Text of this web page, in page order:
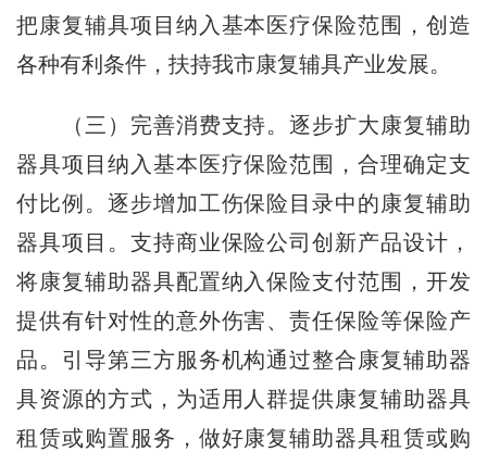
把康复辅具项目纳入基本医疗保险范围，创造
各种有利条件，扶持我市康复辅具产业发展。
（三）完善消费支持。逐步扩大康复辅助
器具项目纳入基本医疗保险范围，合理确定支
付比例。逐步增加工伤保险目录中的康复辅助
器具项目。支持商业保险公司创新产品设计，
将康复辅助器具配置纳入保险支付范围，开发
提供有针对性的意外伤害、责任保险等保险产
品。引导第三方服务机构通过整合康复辅助器
具资源的方式，为适用人群提供康复辅助器具
租赁或购置服务，做好康复辅助器具租赁或购